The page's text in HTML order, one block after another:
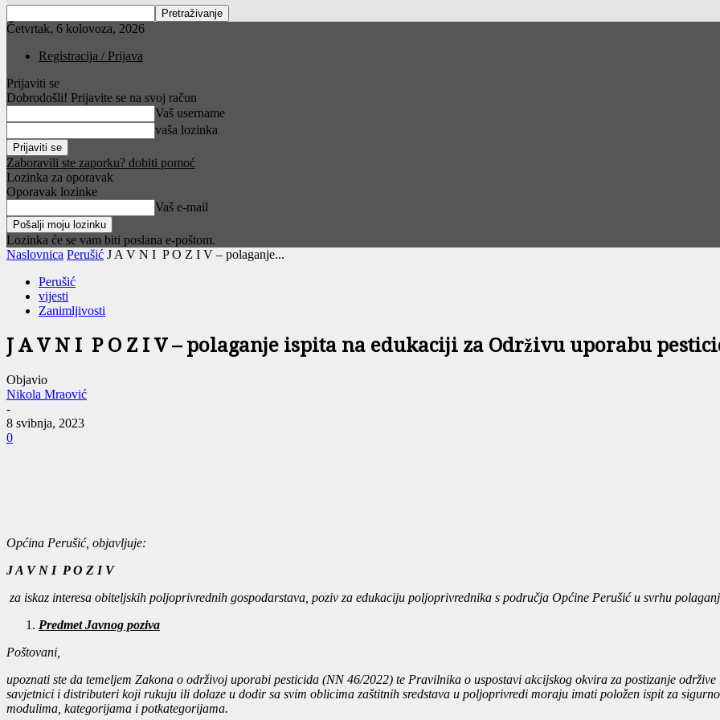
Četvrtak, 6 kolovoza, 2026
Registracija / Prijava
Prijaviti se
Dobrodošli! Prijavite se na svoj račun
Vaš username
vaša lozinka
Zaboravili ste zaporku? dobiti pomoć
Lozinka za oporavak
Oporavak lozinke
Vaš e-mail
Lozinka će se vam biti poslana e-poštom.
Naslovnica Perušić J A V N I P O Z I V – polaganje...
Perušić
vijesti
Zanimljivosti
J A V N I P O Z I V – polaganje ispita na edukaciji za Održivu uporabu
Objavio
Nikola Mraović
-
8 svibnja, 2023
0
Općina Perušić, objavljuje:
J A V N I P O Z I V
za iskaz interesa obiteljskih poljoprivrednih gospodarstava, poziv za edukaciju poljoprivrednika s područja Općine Perušić u svrhu
Predmet Javnog poziva
Poštovani,
upoznati ste da temeljem Zakona o održivoj uporabi pesticida (NN 46/2022) te Pravilnika o uspostavi akcijskog okvira za postizanje
savjetnici i distributeri koji rukuju ili dolaze u dodir sa svim oblicima zaštitnih sredstava u poljoprivredi moraju imati položen ispit za
modulima, kategorijama i potkategorijama.